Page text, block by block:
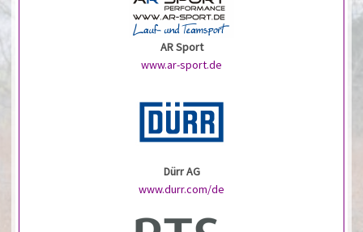
AR Sport
www.ar-sport.de
Dürr AG
www.durr.com/de